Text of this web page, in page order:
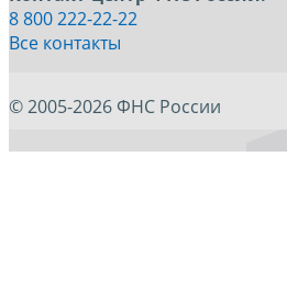
8 800 222-22-22
Все контакты
© 2005-2026 ФНС России